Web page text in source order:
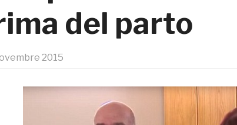
del parto
2015